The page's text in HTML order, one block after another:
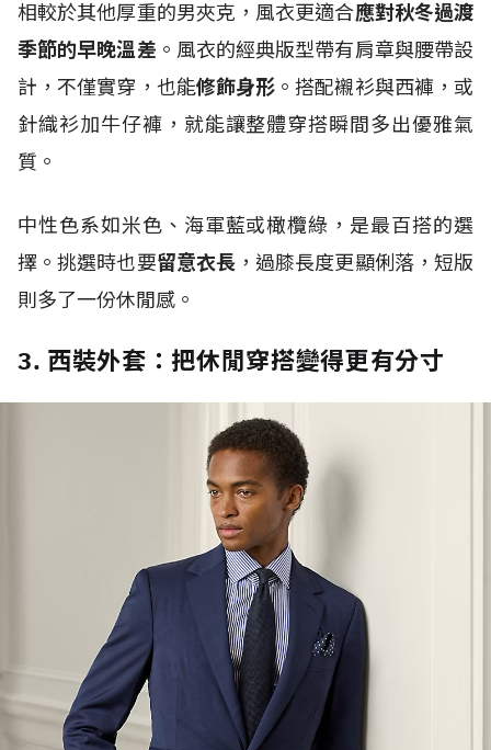
相較於其他厚重的男夾克，風衣更適合應對秋冬過渡
季節的早晚溫差 。風衣的經典版型帶有肩章與腰帶設
計，不僅實穿，也能修飾身形 。搭配襯衫與西褲，或
針織衫加牛仔褲，就能讓整體穿搭瞬間多出優雅氣
質。
中性色系如米色、海軍藍或橄欖綠，是最百搭的選
擇。挑選時也要留意衣長 ，過膝長度更顯俐落，短版
則多了一份休閒感。
3. 西裝外套：把休閒穿搭變得更有分寸